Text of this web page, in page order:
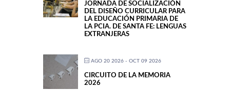
JORNADA DE SOCIALIZACIÓN
DEL DISEÑO CURRICULAR PARA
LA EDUCACIÓN PRIMARIA DE
LA PCIA. DE SANTA FE: LENGUAS
EXTRANJERAS
AGO 20 2026 - OCT 09 2026
CIRCUITO DE LA MEMORIA
2026